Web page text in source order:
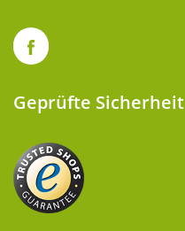
Geprüfte Sicherheit